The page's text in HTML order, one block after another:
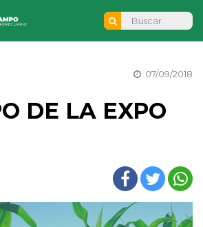
07/09/2018
DE LA EXPO